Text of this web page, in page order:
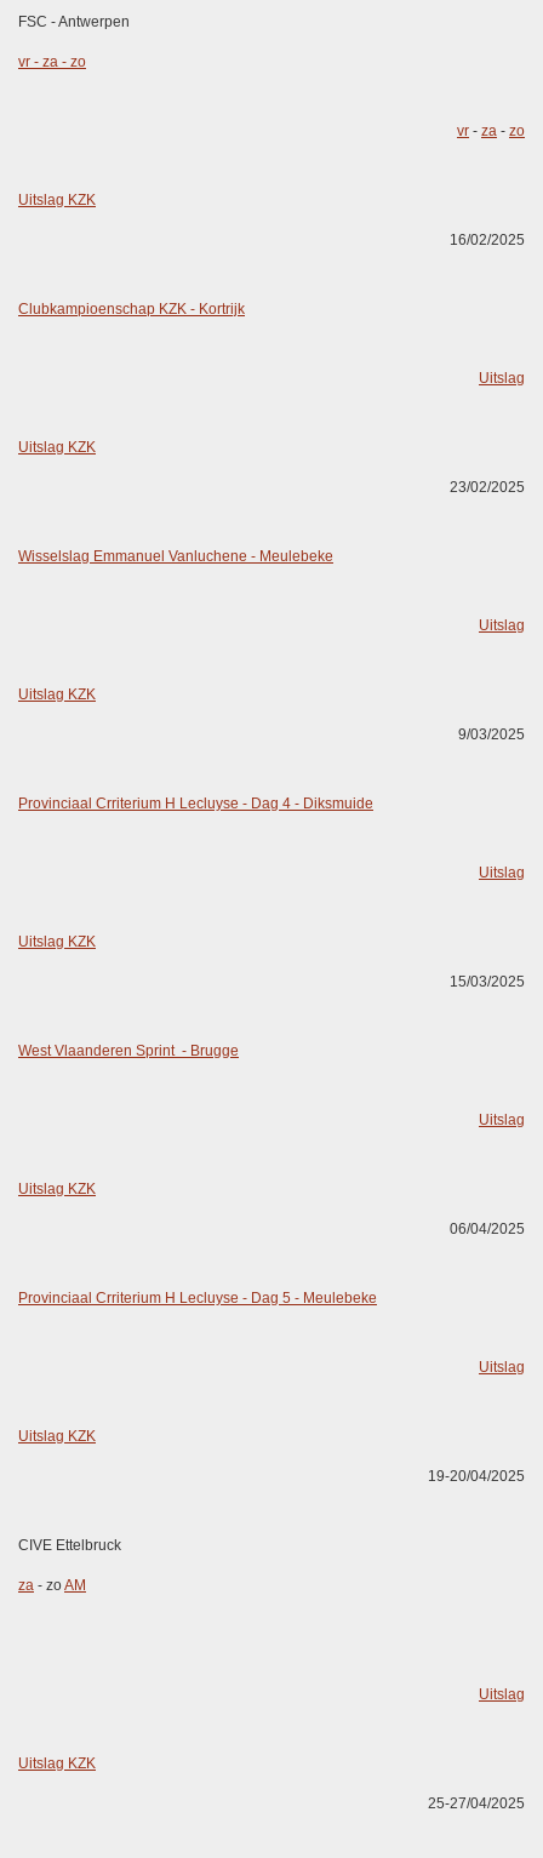
FSC - Antwerpen
vr - za - zo
vr - za - zo
Uitslag KZK
16/02/2025
Clubkampioenschap KZK - Kortrijk
Uitslag
Uitslag KZK
23/02/2025
Wisselslag Emmanuel Vanluchene - Meulebeke
Uitslag
Uitslag KZK
9/03/2025
Provinciaal Crriterium H Lecluyse - Dag 4 - Diksmuide
Uitslag
Uitslag KZK
15/03/2025
West Vlaanderen Sprint - Brugge
Uitslag
Uitslag KZK
06/04/2025
Provinciaal Crriterium H Lecluyse - Dag 5 - Meulebeke
Uitslag
Uitslag KZK
19-20/04/2025
CIVE Ettelbruck
za - zoAM
Uitslag
Uitslag KZK
25-27/04/2025